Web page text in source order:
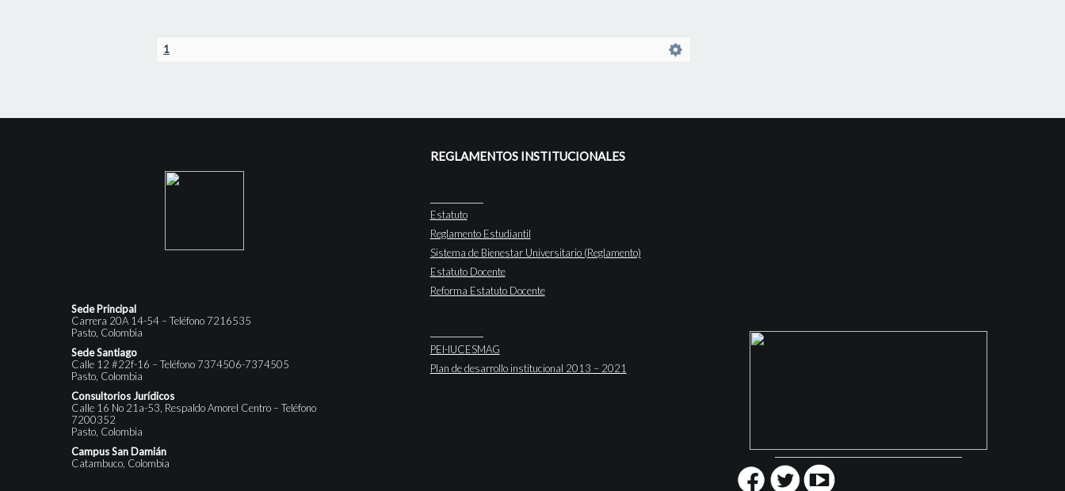
1
Sede Principal
Carrera 20A 14-54 – Teléfono 7216535
Pasto, Colombia
Sede Santiago
Calle 12 #22f-16 – Teléfono 7374506-7374505
Pasto, Colombia
Consultorios Jurídicos
Calle 16 No 21a-53, Respaldo Amorel Centro – Teléfono
7200352
Pasto, Colombia
Campus San Damián
Catambuco, Colombia
REGLAMENTOS INSTITUCIONALES
Estatuto
Reglamento Estudiantil
Sistema de Bienestar Universitario (Reglamento)
Estatuto Docente
Reforma Estatuto Docente
PEI-IUCESMAG
Plan de desarrollo institucional 2013 – 2021